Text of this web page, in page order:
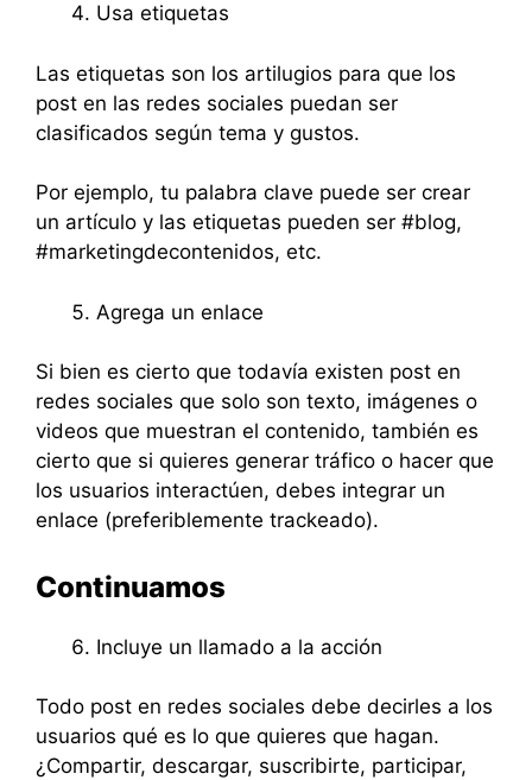
Usa etiquetas
Las etiquetas son los artilugios para que los
post en las redes sociales puedan ser
clasificados según tema y gustos.
Por ejemplo, tu palabra clave puede ser crear
un artículo y las etiquetas pueden ser #blog,
#marketingdecontenidos, etc.
Agrega un enlace
Si bien es cierto que todavía existen post en
redes sociales que solo son texto, imágenes o
videos que muestran el contenido, también es
cierto que si quieres generar tráfico o hacer que
los usuarios interactúen, debes integrar un
enlace (preferiblemente trackeado).
Continuamos
Incluye un llamado a la acción
Todo post en redes sociales debe decirles a los
usuarios qué es lo que quieres que hagan.
¿Compartir, descargar, suscribirte, participar,